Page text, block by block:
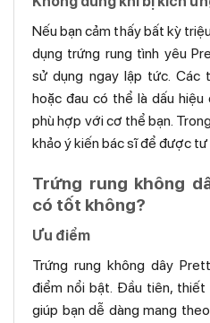
Nếu bạn cảm thấy bất kỳ
dụng trứng rung tình yêu
sử dụng ngay lập tức. Các
hoặc đau có thể là dấu
phù hợp với cơ thể bạn.
khảo ý kiến bác sĩ để được tư
Trứng rung không
có tốt không?
Ưu điểm
Trứng rung không dây
điểm nổi bật. Đầu tiên,
giúp bạn dễ dàng mang